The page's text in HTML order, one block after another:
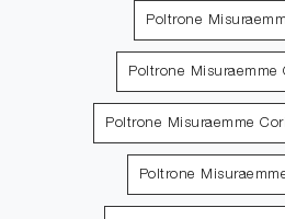
Poltrone
Poltrone Misuraemme
Poltrone Misuraemme
Poltrone